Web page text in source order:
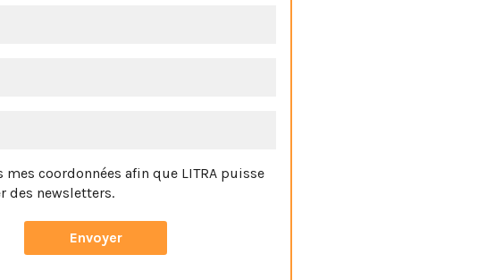
mes coordonnées afin que LITRA puisse
des newsletters.
dans le bas de page de notre